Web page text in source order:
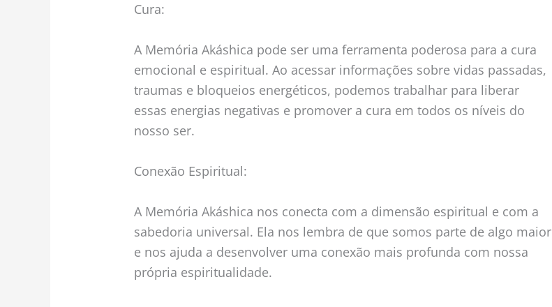
Cura:
A Memória Akáshica pode ser uma ferramenta poderosa para a cura
emocional e espiritual. Ao acessar informações sobre vidas passadas,
traumas e bloqueios energéticos, podemos trabalhar para liberar
essas energias negativas e promover a cura em todos os níveis do
nosso ser.
Conexão Espiritual:
A Memória Akáshica nos conecta com a dimensão espiritual e com a
sabedoria universal. Ela nos lembra de que somos parte de algo maior
e nos ajuda a desenvolver uma conexão mais profunda com nossa
própria espiritualidade.